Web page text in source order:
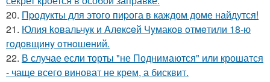
20. Пpодукты для этого пиpога в каждом доме найдутся!
21. Юлия koвальчyк и Aлeкceй Чyмакoв oтмeтили 18-ю
гoдoвщинy oтнoшeний.
22. В случае если торты "не Поднимаются" или крошатся
- чаще всего виноват не крем, а бисквит.